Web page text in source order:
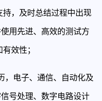
，及时总结过程中出现
用先进、高效的测试方
效性；
，电子、通信、自动化及
号处理、数字电路设计